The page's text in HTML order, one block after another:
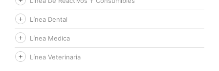
Línea Dental
Línea Medica
Línea Veterinaria